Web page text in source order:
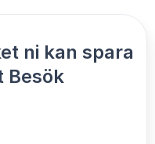
ni kan spara
Besök